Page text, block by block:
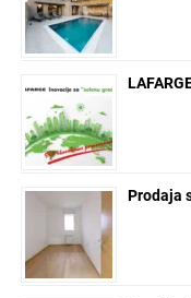
Prodaja